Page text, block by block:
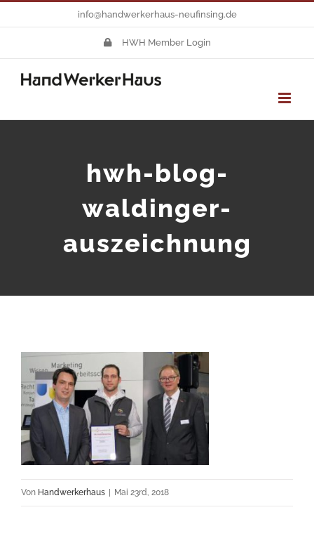
springen
info@handwerkerhaus-neufinsing.de
HWH Member Login
hwh-blog-
waldinger-
auszeichnung
Von Handwerkerhaus Mai 23rd, 2018